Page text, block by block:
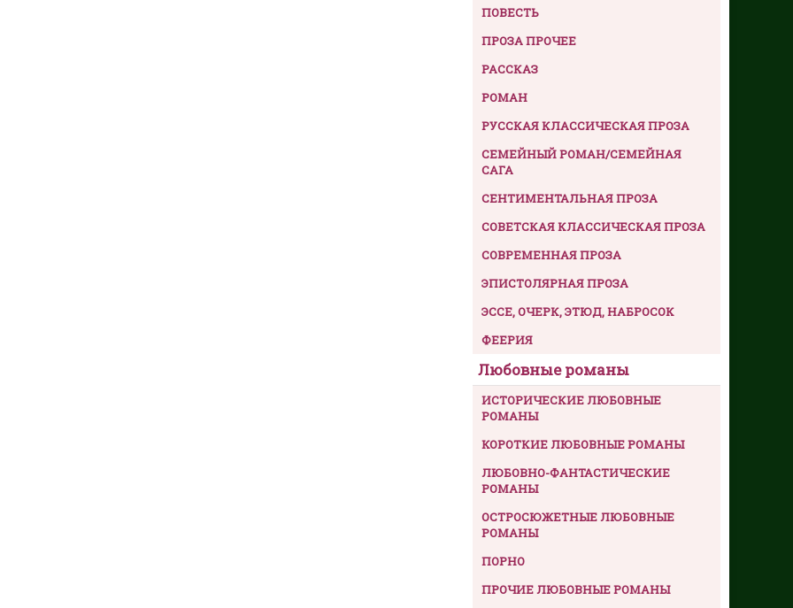
ПОВЕСТЬ
ПРОЗА ПРОЧЕЕ
РАССКАЗ
РОМАН
РУССКАЯ КЛАССИЧЕСКАЯ ПРОЗА
СЕМЕЙНЫЙ РОМАН/СЕМЕЙНАЯ
САГА
СЕНТИМЕНТАЛЬНАЯ ПРОЗА
СОВЕТСКАЯ КЛАССИЧЕСКАЯ ПРОЗА
СОВРЕМЕННАЯ ПРОЗА
ЭПИСТОЛЯРНАЯ ПРОЗА
ЭССЕ, ОЧЕРК, ЭТЮД, НАБРОСОК
ФЕЕРИЯ
Любовные романы
ИСТОРИЧЕСКИЕ ЛЮБОВНЫЕ
РОМАНЫ
КОРОТКИЕ ЛЮБОВНЫЕ РОМАНЫ
ЛЮБОВНО-ФАНТАСТИЧЕСКИЕ
РОМАНЫ
ОСТРОСЮЖЕТНЫЕ ЛЮБОВНЫЕ
РОМАНЫ
ПОРНО
ПРОЧИЕ ЛЮБОВНЫЕ РОМАНЫ